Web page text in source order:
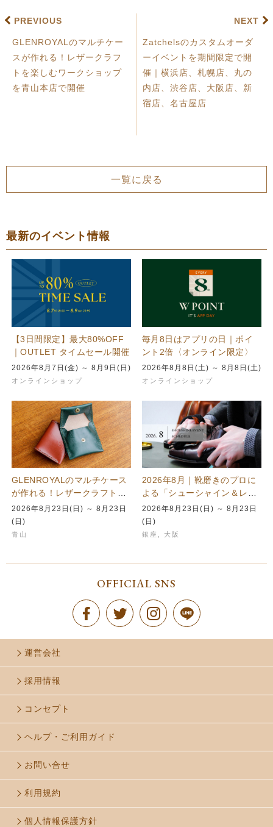
PREVIOUS
GLENROYALのマルチケー
スが作れる！レザークラフ
トを楽しむワークショップ
を青山本店で開催
NEXT
Zatchelsのカスタムオーダ
ーイベントを期間限定で開
催｜横浜店、札幌店、丸の
内店、渋谷店、大阪店、新
宿店、名古屋店
一覧に戻る
最新のイベント情報
【3日間限定】最大80%OFF
｜OUTLET タイムセール開催
2026年8月7日(金) ～ 8月9日(日)
オンラインショップ
毎月8日はアプリの日｜ポイ
ント2倍〈オンライン限定〉
2026年8月8日(土) ～ 8月8日(土)
オンラインショップ
GLENROYALのマルチケース
が作れる！レザークラフトを
楽しむワークショップを青山
本店で…
2026年8月23日(日) ～ 8月23日
(日)
青山
2026年8月｜靴磨きのプロに
よる「シューシャイン＆レザ
ーケア」イベント開催スケジ
ュール
2026年8月23日(日) ～ 8月23日
(日)
銀座 , 大阪
OFFICIAL SNS
運営会社
採用情報
コンセプト
ヘルプ・ご利用ガイド
お問い合せ
利用規約
個人情報保護方針